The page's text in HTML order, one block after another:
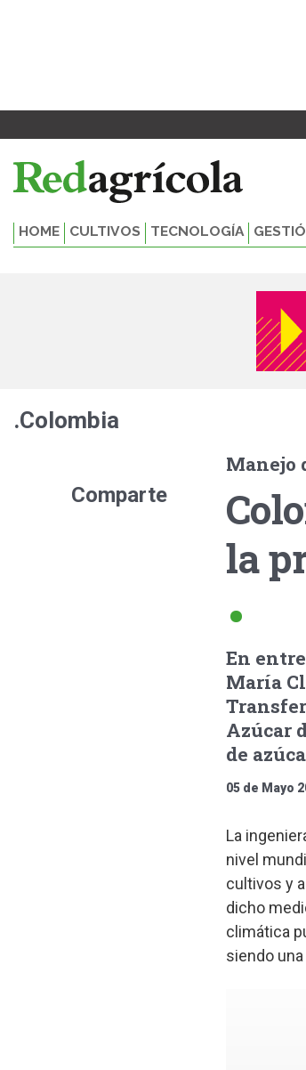
HOME CULTIVOS TECNOLOGÍA
.Colombia
Comparte
Manejo
la
En
María
Azúcar
de
05 de Mayo
La
nivel
cultivos y
dicho
climática
siendo